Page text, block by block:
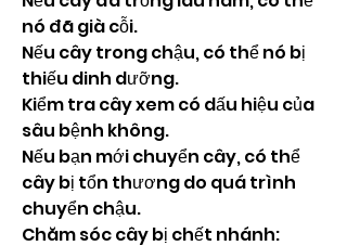
nó đã già cỗi.
Nếu cây trong chậu, có thể nó bị
thiếu dinh dưỡng.
Kiểm tra cây xem có dấu hiệu của
sâu bệnh không.
Nếu bạn mới chuyển cây, có thể
cây bị tổn thương do quá trình
chuyển chậu.
Chăm sóc cây bị chết nhánh: